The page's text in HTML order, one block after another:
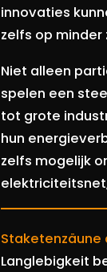
innovaties
zelfs op minder
Niet alleen
spelen een
tot grote
hun
zelfs mogelijk
Staketenzäune
Langlebigkeit